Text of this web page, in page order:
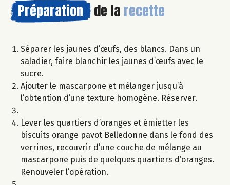
Préparation de la recette
Séparer les jaunes d’œufs, des blancs. Dans un
saladier, faire blanchir les jaunes d’œufs avec le
sucre.
Ajouter le mascarpone et mélanger jusqu’à
l’obtention d’une texture homogène. Réserver.
Lever les quartiers d’oranges et émietter les
biscuits orange pavot Belledonne dans le fond des
verrines, recouvrir d’une couche de mélange au
mascarpone puis de quelques quartiers d’oranges.
Renouveler l’opération.